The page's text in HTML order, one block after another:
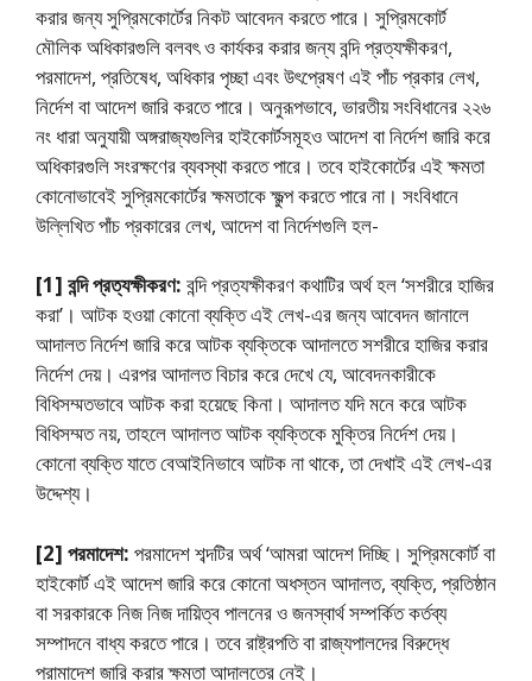
করার জন্য সুপ্রিমকোর্টের নিকট আবেদন করতে পারে। সুপ্রিমকোর্ট
মৌলিক অধিকারগুলি বলবৎ ও কার্যকর করার জন্য বন্দি প্রত্যক্ষীকরণ,
পরমাদেশ, প্রতিষেধ, অধিকার পৃচ্ছা এবং উৎপ্রেষণ এই পাঁচ প্রকার লেখ,
নির্দেশ বা আদেশ জারি করতে পারে। অনুরূপভাবে, ভারতীয় সংবিধানের ২২৬
নং ধারা অনুযায়ী অঙ্গরাজ্যগুলির হাইকোর্টসমূহও আদেশ বা নির্দেশ জারি করে
অধিকারগুলি সংরক্ষণের ব্যবস্থা করতে পারে। তবে হাইকোর্টের এই ক্ষমতা
কোনােভাবেই সুপ্রিমকোর্টের ক্ষমতাকে ক্ষুল্প করতে পারে না। সংবিধানে
উল্লিখিত পাঁচ প্রকারের লেখ, আদেশ বা নির্দেশগুলি হল-
[1] বন্দি প্রত্যক্ষীকরণ: বন্দি প্রত্যক্ষীকরণ কথাটির অর্থ হল ‘সশরীরে হাজির
করা’। আটক হওয়া কোনাে ব্যক্তি এই লেখ-এর জন্য আবেদন জানালে
আদালত নির্দেশ জারি করে আটক ব্যক্তিকে আদালতে সশরীরে হাজির করার
নির্দেশ দেয়। এরপর আদালত বিচার করে দেখে যে, আবেদনকারীকে
বিধিসম্মতভাবে আটক করা হয়েছে কিনা। আদালত যদি মনে করে আটক
বিধিসম্মত নয়, তাহলে আদালত আটক ব্যক্তিকে মুক্তির নির্দেশ দেয়।
কোনাে ব্যক্তি যাতে বেআইনিভাবে আটক না থাকে, তা দেখাই এই লেখ-এর
উদ্দেশ্য।
[2] পরমাদেশ: পরমাদেশ শব্দটির অর্থ ‘আমরা আদেশ দিচ্ছি। সুপ্রিমকোর্ট বা
হাইকোর্ট এই আদেশ জারি করে কোনাে অধস্তন আদালত, ব্যক্তি, প্রতিষ্ঠান
বা সরকারকে নিজ নিজ দায়িত্ব পালনের ও জনস্বার্থ সম্পর্কিত কর্তব্য
সম্পাদনে বাধ্য করতে পারে। তবে রাষ্ট্রপতি বা রাজ্যপালদের বিরুদ্ধে
পরামাদেশ জারি করার ক্ষমতা আদালতের নেই।